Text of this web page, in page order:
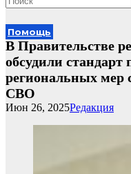
Помощь
В Правительстве
обсудили стандарт
региональных мер
СВО
Редакция
Июн 26, 2025